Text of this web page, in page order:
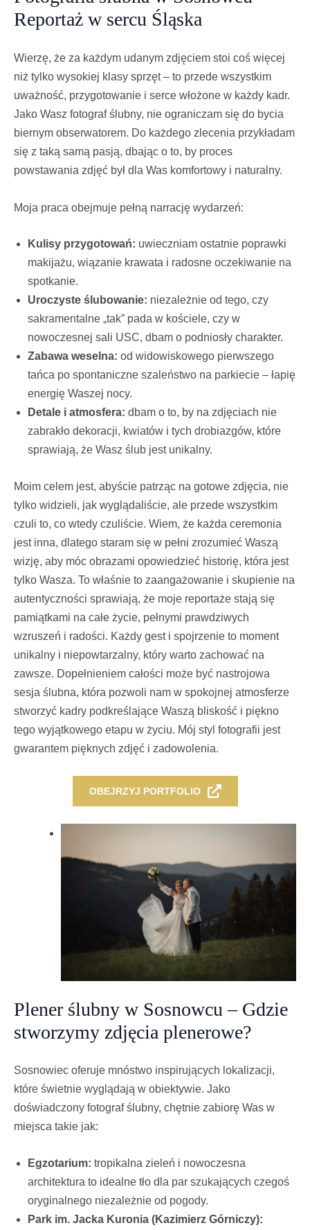
Reportaż w sercu Śląska
Wierzę, że za każdym udanym zdjęciem stoi coś więcej
niż tylko wysokiej klasy sprzęt – to przede wszystkim
uważność, przygotowanie i serce włożone w każdy kadr.
Jako Wasz fotograf ślubny, nie ograniczam się do bycia
biernym obserwatorem. Do każdego zlecenia przykładam
się z taką samą pasją, dbając o to, by proces
powstawania zdjęć był dla Was komfortowy i naturalny.
Moja praca obejmuje pełną narrację wydarzeń:
Kulisy przygotowań: uwieczniam ostatnie poprawki
makijażu, wiązanie krawata i radosne oczekiwanie na
spotkanie.
Uroczyste ślubowanie: niezależnie od tego, czy
sakramentalne „tak” pada w kościele, czy w
nowoczesnej sali USC, dbam o podniosły charakter.
Zabawa weselna: od widowiskowego pierwszego
tańca po spontaniczne szaleństwo na parkiecie – łapię
energię Waszej nocy.
Detale i atmosfera: dbam o to, by na zdjęciach nie
zabrakło dekoracji, kwiatów i tych drobiazgów, które
sprawiają, że Wasz ślub jest unikalny.
Moim celem jest, abyście patrząc na gotowe zdjęcia, nie
tylko widzieli, jak wyglądaliście, ale przede wszystkim
czuli to, co wtedy czuliście. Wiem, że każda ceremonia
jest inna, dlatego staram się w pełni zrozumieć Waszą
wizję, aby móc obrazami opowiedzieć historię, która jest
tylko Wasza. To właśnie to zaangażowanie i skupienie na
autentyczności sprawiają, że moje reportaże stają się
pamiątkami na całe życie, pełnymi prawdziwych
wzruszeń i radości. Każdy gest i spojrzenie to moment
unikalny i niepowtarzalny, który warto zachować na
zawsze. Dopełnieniem całości może być nastrojowa
sesja ślubna, która pozwoli nam w spokojnej atmosferze
stworzyć kadry podkreślające Waszą bliskość i piękno
tego wyjątkowego etapu w życiu. Mój styl fotografii jest
gwarantem pięknych zdjęć i zadowolenia.
OBEJRZYJ PORTFOLIO
Plener ślubny w Sosnowcu – Gdzie
stworzymy zdjęcia plenerowe?
Sosnowiec oferuje mnóstwo inspirujących lokalizacji,
które świetnie wyglądają w obiektywie. Jako
doświadczony fotograf ślubny, chętnie zabiorę Was w
miejsca takie jak:
Egzotarium: tropikalna zieleń i nowoczesna
architektura to idealne tło dla par szukających czegoś
oryginalnego niezależnie od pogody.
Park im. Jacka Kuronia (Kazimierz Górniczy):